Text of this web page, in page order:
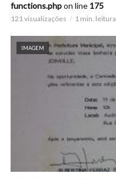
functions.phpon line 175
121 visualizações 1 min. leitura
IMAGEM